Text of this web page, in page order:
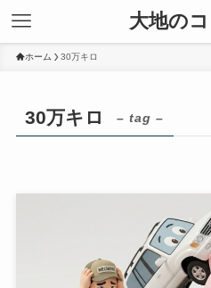
大地の
ホーム 30万キロ
30万キロ – tag –